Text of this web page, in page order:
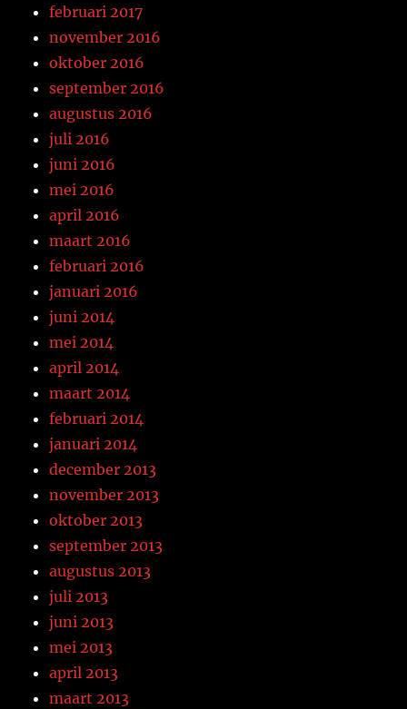
februari 2017
november 2016
oktober 2016
september 2016
augustus 2016
juli 2016
juni 2016
mei 2016
april 2016
maart 2016
februari 2016
januari 2016
juni 2014
mei 2014
april 2014
maart 2014
februari 2014
januari 2014
december 2013
november 2013
oktober 2013
september 2013
augustus 2013
juli 2013
juni 2013
mei 2013
april 2013
maart 2013